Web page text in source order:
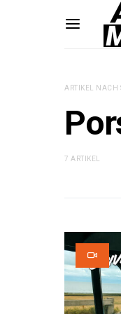
ARTIKEL NACH
7 ARTIKEL